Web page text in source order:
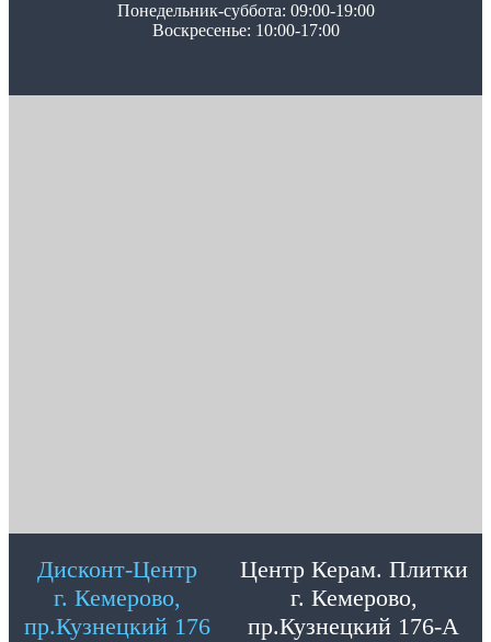
Понедельник-суббота: 09:00-19:00
Воскресенье: 10:00-17:00
Дисконт-Центр
г. Кемерово,
пр.Кузнецкий 176
Центр Керам. Плитки
г. Кемерово,
пр.Кузнецкий 176-А